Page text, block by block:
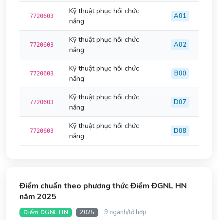
7720603
Kỹ thuật phục hồi chức
năng
A01
7720603
Kỹ thuật phục hồi chức
năng
A02
7720603
Kỹ thuật phục hồi chức
năng
B00
7720603
Kỹ thuật phục hồi chức
năng
D07
7720603
Kỹ thuật phục hồi chức
năng
D08
Điểm chuẩn theo phương thức Điểm ĐGNL HN
năm 2025
Điểm ĐGNL HN 2025 9 ngành/tổ hợp